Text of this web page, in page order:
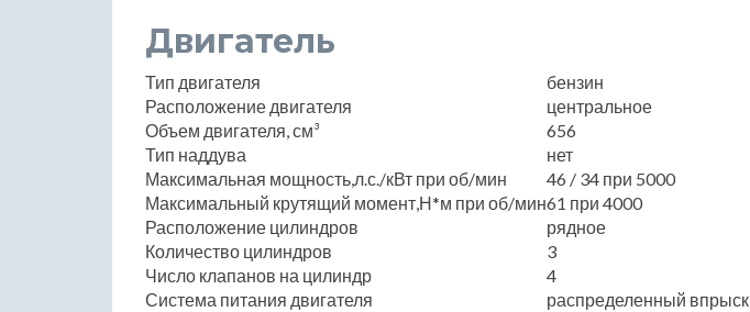
Двигатель
Тип двигателя
бензин
Расположение двигателя
центральное
Объем двигателя, см³
656
Тип наддува
нет
Максимальная мощность,л.с./кВт при об/мин
46 / 34 при 5000
Максимальный крутящий момент,Н*м при об/мин61 при 4000
Расположение цилиндров
рядное
Количество цилиндров
3
Число клапанов на цилиндр
4
Система питания двигателя
распределенный впрыск